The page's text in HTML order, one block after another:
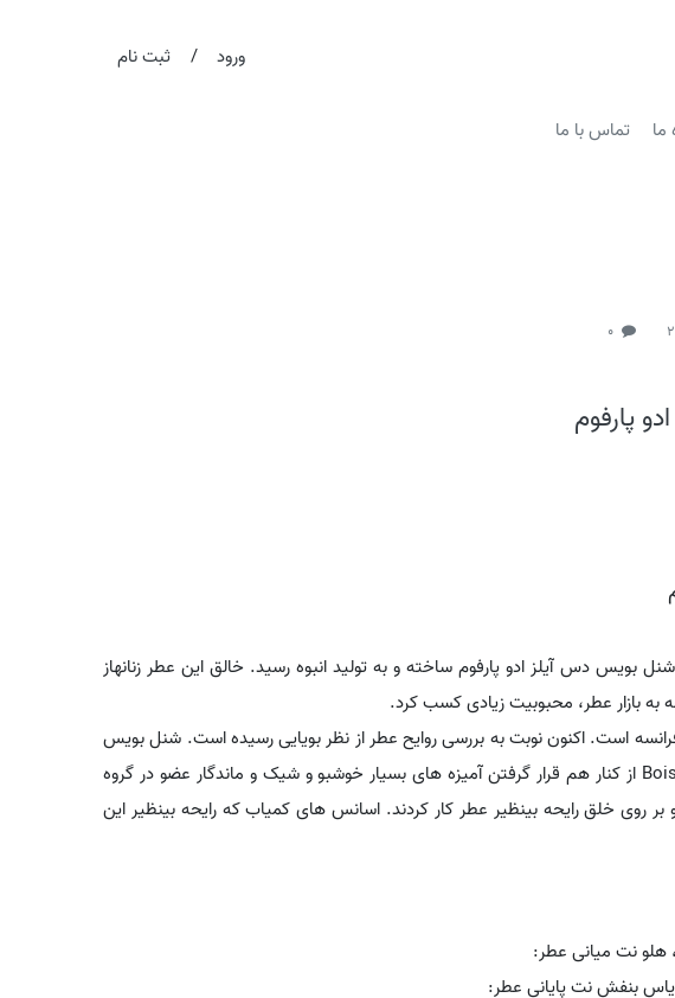
ورود / ثبت نام
ما تماس با ما
0
پارفوم
شنل بویس دس آیلز ادو پارفوم ساخته و به تولید انبوه رسید. خالق این عطر زنانهاز
به بازار عطر، محبوبیت زیادی کسب کرد.
است. اکنون نوبت به بررسی روایح عطر از نظر بویایی رسیده است. شنل بویس
دس آیلز ادو پارفوم - Bois des Iles Eau de Parfum از کنار هم قرار گرفتن آمیزه های بسیار خوشبو و شیک و ماندگار عضو در گروه
روی خلق رایحه بینظیر عطر کار کردند. اسانس های کمیاب که رایحه بینظیر این
، هلو نت میانی عطر:
یاس بنفش نت پایانی عطر: